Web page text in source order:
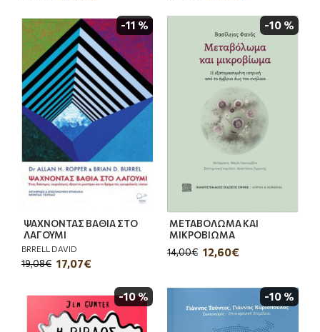
-11 %
ΨΑΧΝΟΝΤΑΣ ΒΑΘΙΑ ΣΤΟ
ΛΑΓΟΥΜΙ
BRRELL DAVID
17,07€
19,08€
-10 %
ΜΕΤΑΒΟΛΩΜΑ ΚΑΙ
ΜΙΚΡΟΒΙΩΜΑ
12,60€
14,00€
-10 % -10 %